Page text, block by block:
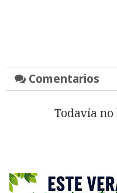
Comentarios
Todavía